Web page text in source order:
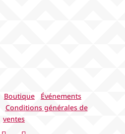
Boutique
Événements
Conditions générales de
ventes